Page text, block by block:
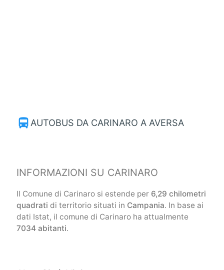
directions_bus AUTOBUS DA CARINARO A AVERSA
INFORMAZIONI SU CARINARO
Il Comune di Carinaro si estende per 6,29 chilometri
quadrati di territorio situati in Campania. In base ai
dati Istat, il comune di Carinaro ha attualmente
7034 abitanti.